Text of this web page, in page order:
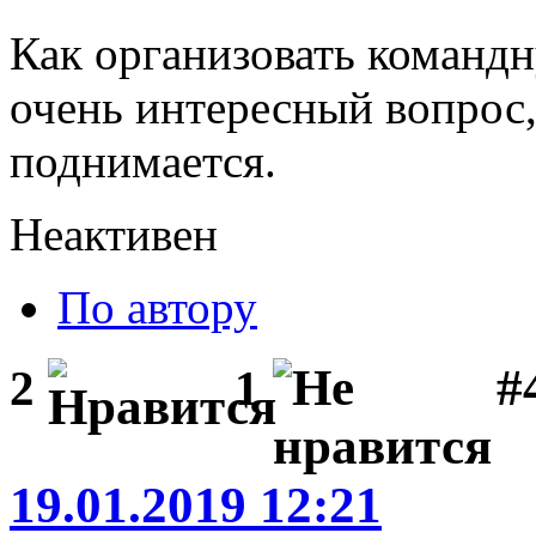
Как организовать
очень интересный
поднимается.
Неактивен
По автору
2 1
19.01.2019 12:21